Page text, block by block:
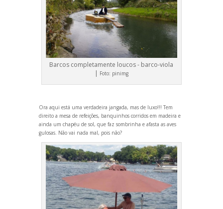
Barcos completamente loucos - barco-viola
| Foto: pinimg
Ora aqui está uma verdadeira jangada, mas de luxo!!! Tem
direito a mesa de refeições, banquinhos corridos em madeira e
ainda um chapéu de sol, que faz sombrinha e afasta as aves
gulosas. Não vai nada mal, pois não?